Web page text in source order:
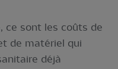
ce sont les coûts de
de matériel qui
déjà